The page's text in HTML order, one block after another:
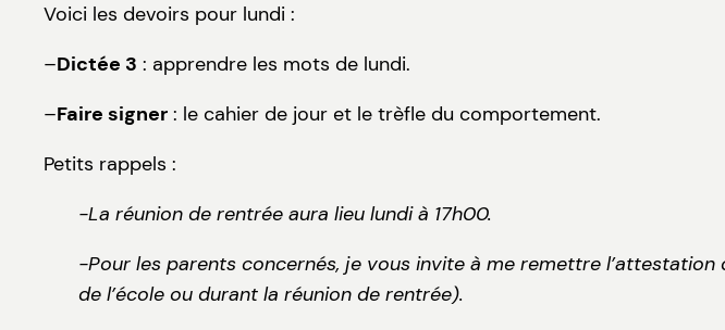
Voici les devoirs pour lundi :
–Dictée 3 : apprendre les mots de lundi.
–Faire signer : le cahier de jour et le trèfle du comportement.
Petits rappels :
-La réunion de rentrée aura lieu lundi à 17h00.
-Pour les parents concernés, je vous invite à me remettre
de l’école ou durant la réunion de rentrée).